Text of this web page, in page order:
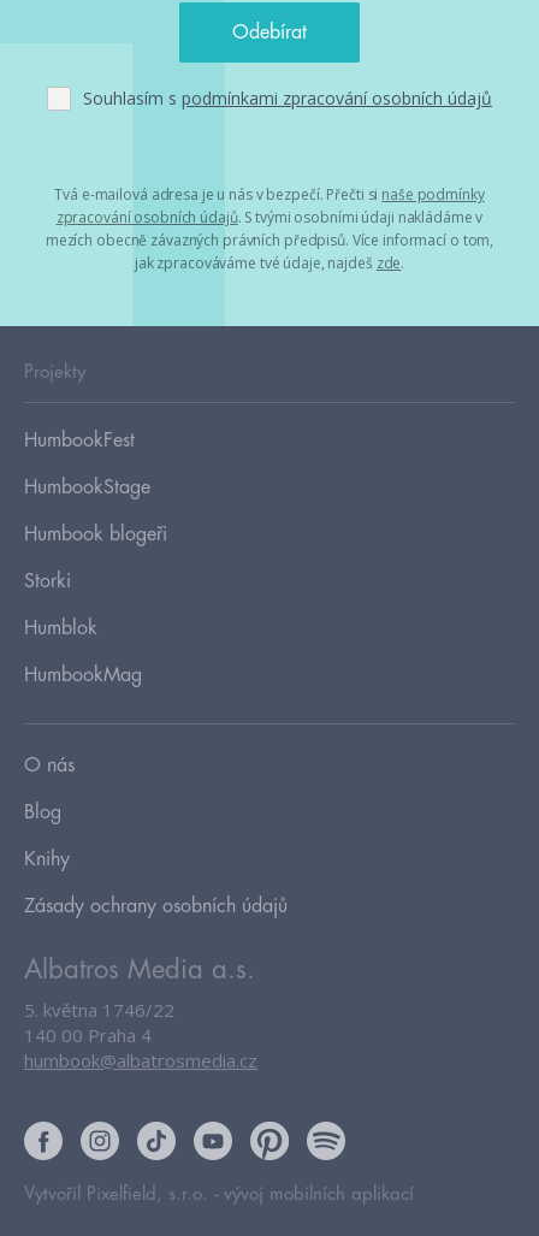
Souhlasím s podmínkami zpracování osobních údajů
Tvá e-mailová adresa je u nás v bezpečí. Přečti si naše podmínky
zpracování osobních údajů. S tvými osobními údaji nakládáme v
mezích obecně závazných právních předpisů. Více informací o tom,
jak zpracováváme tvé údaje, najdeš zde.
Projekty
HumbookFest
HumbookStage
Humbook blogeři
Storki
Humblok
HumbookMag
O nás
Blog
Knihy
Zásady ochrany osobních údajů
Albatros Media a.s.
5. května 1746/22
140 00 Praha 4
humbook@albatrosmedia.cz
Vytvořil Pixelfield, s.r.o. - vývoj mobilních aplikací